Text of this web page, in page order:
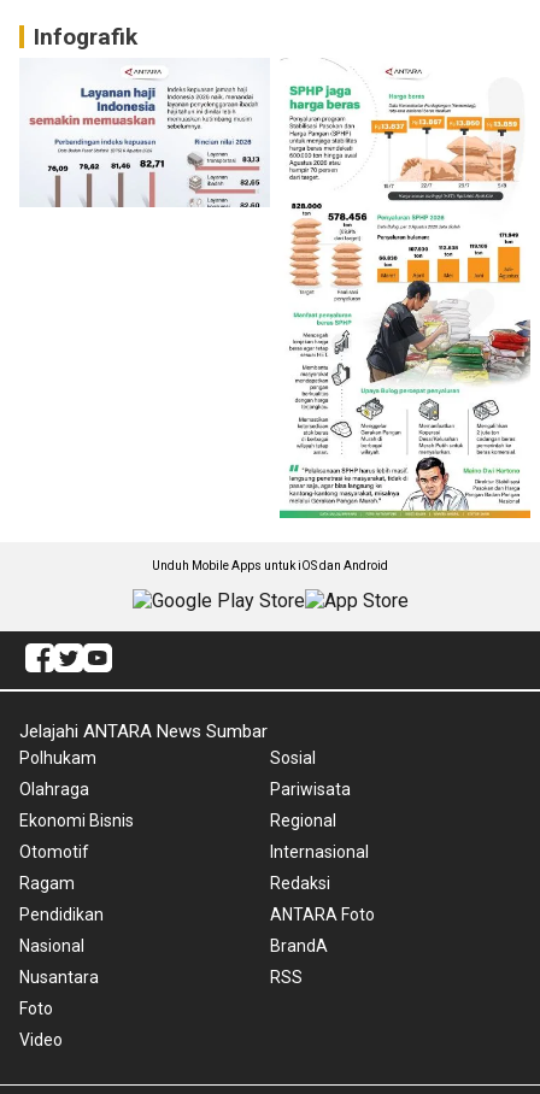
Infografik
Unduh Mobile Apps untuk iOS dan Android
Jelajahi ANTARA News Sumbar
Polhukam
Olahraga
Ekonomi Bisnis
Otomotif
Ragam
Pendidikan
Nasional
Nusantara
Foto
Video
Sosial
Pariwisata
Regional
Internasional
Redaksi
ANTARA Foto
BrandA
RSS